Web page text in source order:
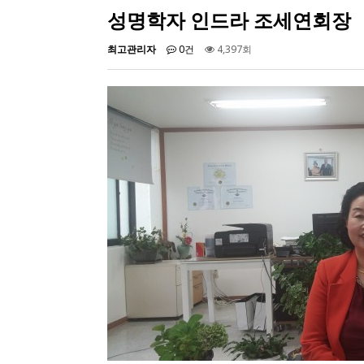
성명학자 인드라 조세연회장
최고관리자 0건 4,397회